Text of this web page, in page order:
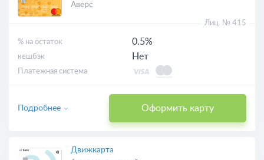
Аверс
Лиц. № 415
% на остаток 0.5%
кешбэк Нет
Платежная система
Оформить карту
Подробнее
Движкарта